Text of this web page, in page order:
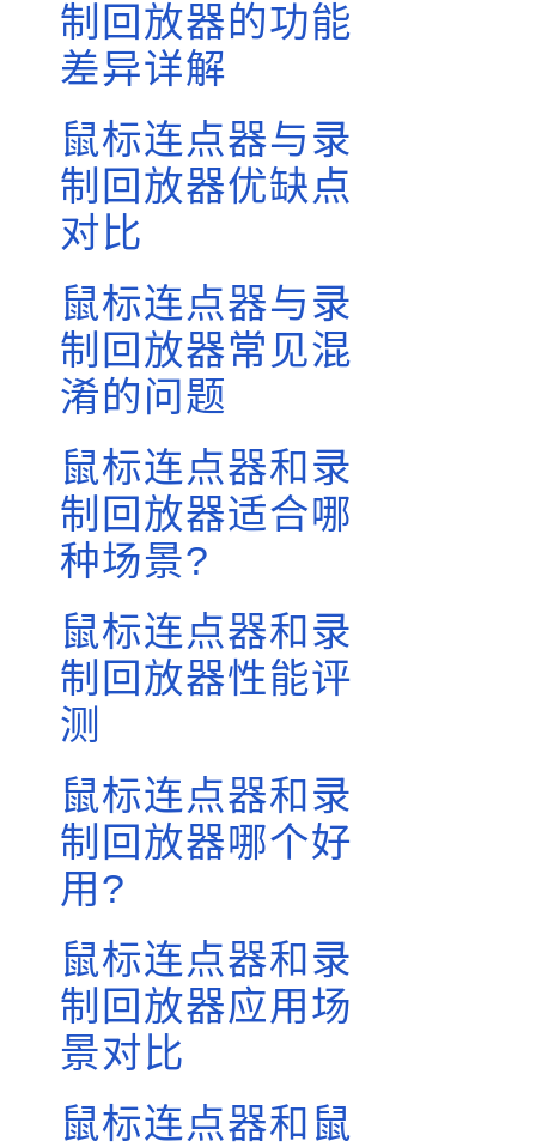
制回放器的功能
差异详解
鼠标连点器与录
制回放器优缺点
对比
鼠标连点器与录
制回放器常见混
淆的问题
鼠标连点器和录
制回放器适合哪
种场景?
鼠标连点器和录
制回放器性能评
测
鼠标连点器和录
制回放器哪个好
用?
鼠标连点器和录
制回放器应用场
景对比
鼠标连点器和鼠